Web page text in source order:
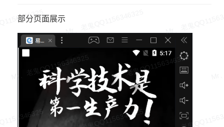
部分页面展示